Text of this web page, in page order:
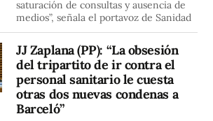
saturación de consultas y ausencia de
medios”, señala el portavoz de Sanidad
JJ Zaplana (PP): “La obsesión
del tripartito de ir contra el
personal sanitario le cuesta
otras dos nuevas condenas a
Barceló”